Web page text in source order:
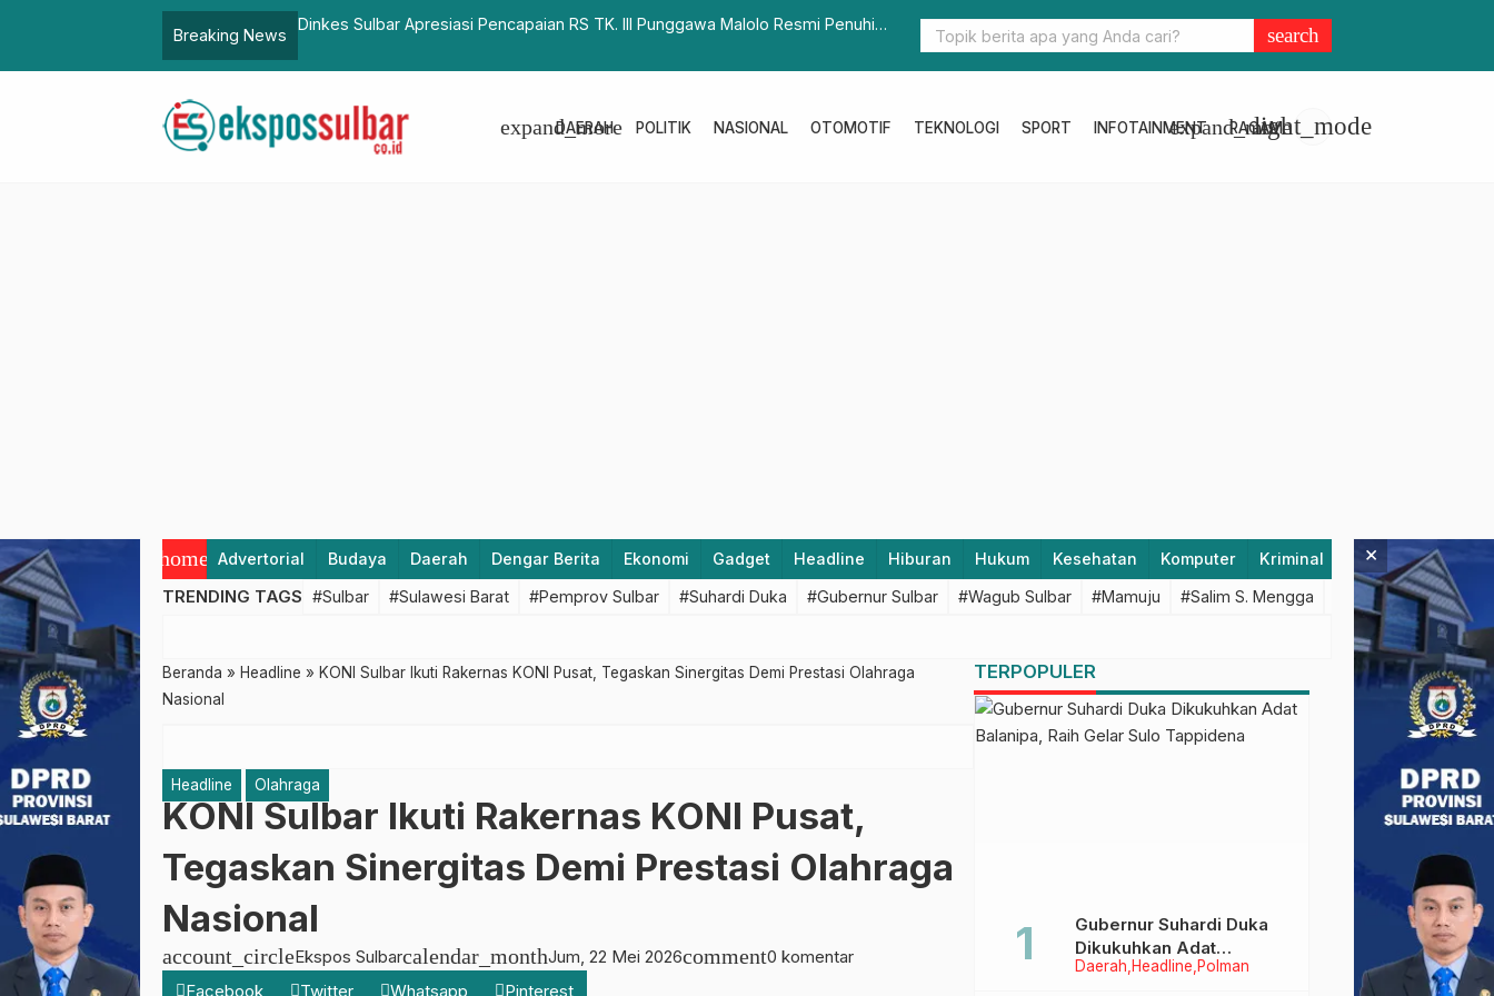
Breaking News
Dinkes Sulbar Apresiasi Pencapaian RS TK. III Punggawa Malolo Resmi Penuhi
Pelaksanaan Porprov IV Sulbar 2022 Resmi Ditutupsearch
DAERAH
expand_more POLITIK NASIONAL OTOMOTIF TEKNOLOGI SPORT INFOTAINMENT RAGAM
expand_morelight_mode
home Advertorial Budaya Daerah Dengar Berita Ekonomi Gadget Headline Hiburan Hukum Kesehatan Komputer Kriminal Lifestyle
TRENDING TAGS #Sulbar #Sulawesi Barat #Pemprov Sulbar #Suhardi Duka #Gubernur Sulbar #Wagub Sulbar #Mamuju #Salim S. Mengga #featured #Polda
Beranda » Headline » KONI Sulbar Ikuti Rakernas KONI Pusat, Tegaskan Sinergitas Demi Prestasi Olahraga
Nasional
Headline Olahraga
KONI Sulbar Ikuti Rakernas KONI Pusat,
Tegaskan Sinergitas Demi Prestasi Olahraga
Nasional
account_circleEkspos Sulbarcalendar_monthJum, 22 Mei 2026comment0 komentar
Facebook
Twitter Whatsapp Pinterest
TERPOPULER
Daerah Headline Polman
Gubernur Suhardi Duka
Dikukuhkan Adat
Balanipa, Raih Gelar Sulo
×